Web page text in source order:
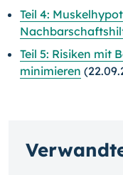
Teil 4:
Teil 5: Risiken mit
minimieren